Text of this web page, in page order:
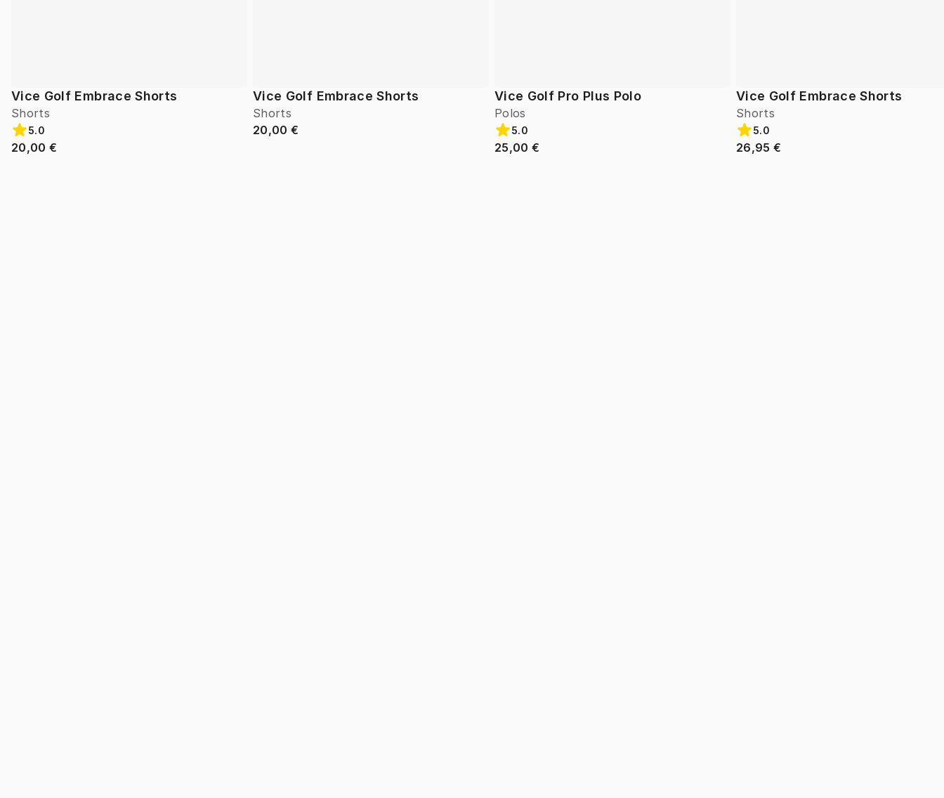
Vice Golf Embrace Shorts
Shorts
5.0
20,00 €
Vice Golf Embrace Shorts
Shorts
20,00 €
Vice Golf Pro Plus Polo
Polos
5.0
25,00 €
Vice Golf Embrace Shorts
Shorts
5.0
26,95 €